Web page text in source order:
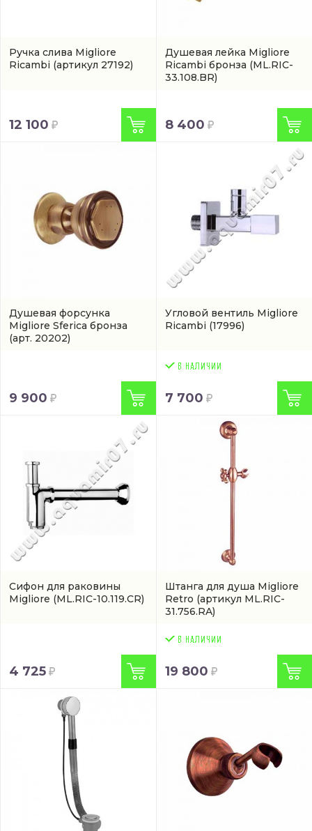
Ручка слива Migliore
Ricambi (артикул 27192)
12 100
Душевая лейка Migliore
Ricambi бронза (ML.RIC-
33.108.BR)
8 400
Душевая форсунка
Migliore Sferica бронза
(арт. 20202)
9 900
Угловой вентиль Migliore
Ricambi (17996)
7 700
Сифон для раковины
Migliore (ML.RIC-10.119.CR)
4 725
Штанга для душа Migliore
Retro (артикул ML.RIC-
31.756.RA)
19 800